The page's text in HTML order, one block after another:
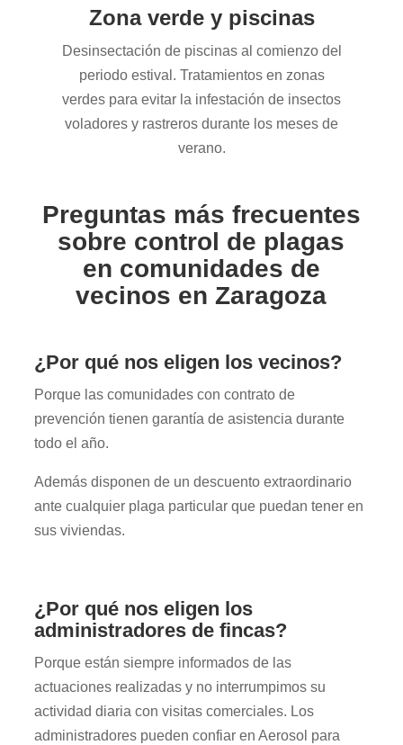
Zona verde y piscinas
Desinsectación de piscinas al comienzo del
periodo estival. Tratamientos en zonas
verdes para evitar la infestación de insectos
voladores y rastreros durante los meses de
verano.
Preguntas más frecuentes
sobre control de plagas
en comunidades de
vecinos en Zaragoza
¿Por qué nos eligen los vecinos?
Porque las comunidades con contrato de
prevención tienen garantía de asistencia durante
todo el año.
Además disponen de un descuento extraordinario
ante cualquier plaga particular que puedan tener en
sus viviendas.
¿Por qué nos eligen los
administradores de fincas?
Porque están siempre informados de las
actuaciones realizadas y no interrumpimos su
actividad diaria con visitas comerciales. Los
administradores pueden confiar en Aerosol para